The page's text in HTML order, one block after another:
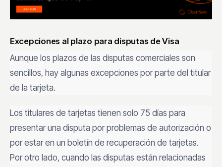
Excepciones al plazo para disputas de Visa
Aunque los plazos de las disputas comerciales son
sencillos, hay algunas excepciones por parte del titular
de la tarjeta.
Los titulares de tarjetas tienen solo 75 días para
presentar una disputa por problemas de autorización o
por estar en un boletín de recuperación de tarjetas.
Por otro lado, cuando las disputas están relacionadas